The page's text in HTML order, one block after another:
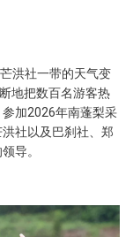
洪社一带的天气变
地把数百名游客热
加2026年南蓬梨采
社以及巴刹社、郑
导。